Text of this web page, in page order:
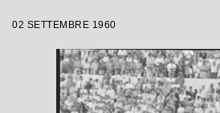
02 SETTEMBRE 1960